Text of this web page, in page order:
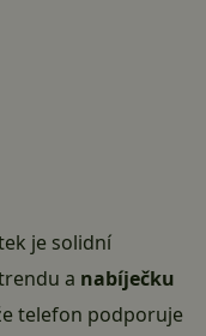
je solidní
a nabíječku
telefon podporuje